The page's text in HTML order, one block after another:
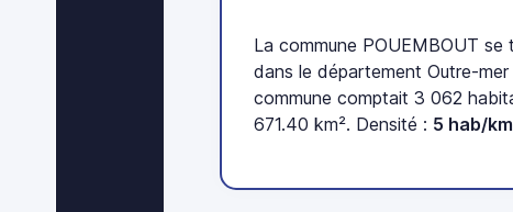
La commune POUEMBOUT
dans le département Outre-
commune comptait 3 062
671.40 km². Densité : 5 hab/